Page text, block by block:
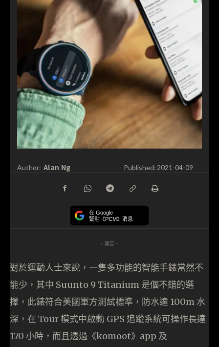
Author: Alan Ng Published:2021-04-09
在 Google
緊貼《PCM》消息
- 廣告 -
對於運動人士來說，一隻多功能的智能手錶當然不
能少，其中 Suunto 9 Titanium 是個不錯的選
擇，此錶符合美國軍方測試標準，防水達 100m 水
深，在 Tour 模式中啟動 GPS 追蹤系統可操作長達
170 小時，而且透過《komoot》app 及